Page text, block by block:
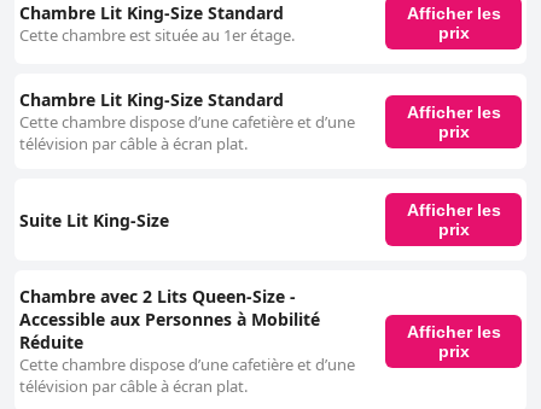
Chambre Lit King-Size Standard
Cette chambre est située au 1er étage.
Afficher les
prix
Chambre Lit King-Size Standard
Cette chambre dispose d’une cafetière et d’une
télévision par câble à écran plat.
Afficher les
prix
Suite Lit King-Size
Afficher les
prix
Chambre avec 2 Lits Queen-Size -
Accessible aux Personnes à Mobilité
Réduite
Cette chambre dispose d’une cafetière et d’une
télévision par câble à écran plat.
Afficher les
prix